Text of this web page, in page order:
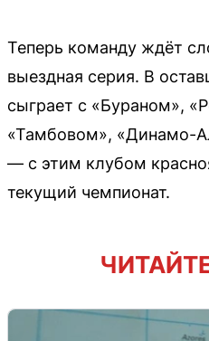
Теперь команду ждёт
выездная серия. В
сыграет с «Бураном»,
«Тамбовом», «Динамо-
— с этим клубом
текущий чемпионат.